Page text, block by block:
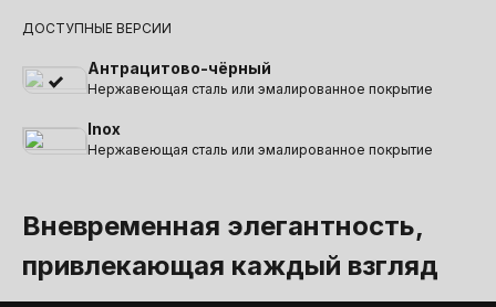
ДОСТУПНЫЕ ВЕРСИИ
Антрацитово-чёрный
Нержавеющая сталь или эмалированное покрытие
Inox
Нержавеющая сталь или эмалированное покрытие
Вневременная элегантность,
привлекающая каждый взгляд